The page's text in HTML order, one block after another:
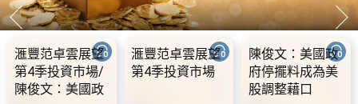
滙豐范卓雲展望
第4季投資市場/
陳俊文：美國政
滙豐范卓雲展望
第4季投資市場
陳俊文：美國政
府停擺料成為美
股調整藉口